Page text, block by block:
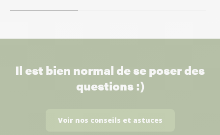
Il est bien normal de se poser des
questions :)
Voir nos conseils et astuces